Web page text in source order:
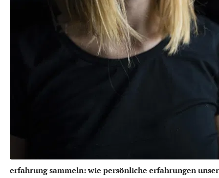
erfahrung sammeln: wie persönliche erfahrungen